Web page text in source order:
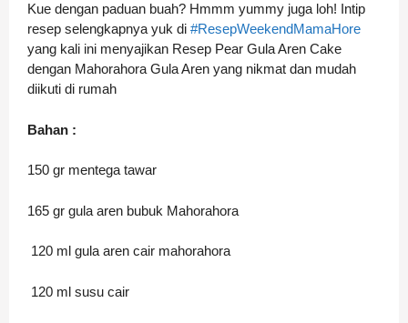
Kue dengan paduan buah? Hmmm yummy juga loh! Intip
resep selengkapnya yuk di #ResepWeekendMamaHore
yang kali ini menyajikan Resep Pear Gula Aren Cake
dengan Mahorahora Gula Aren yang nikmat dan mudah
diikuti di rumah
Bahan :
150 gr mentega tawar
165 gr gula aren bubuk Mahorahora
120 ml gula aren cair mahorahora
120 ml susu cair